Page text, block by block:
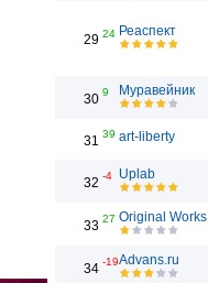
29 24 Реаспект
30 9 Муравейник
31 39 art-liberty
32 -4 Uplab
33 27 Original Works
34 -19Advans.ru